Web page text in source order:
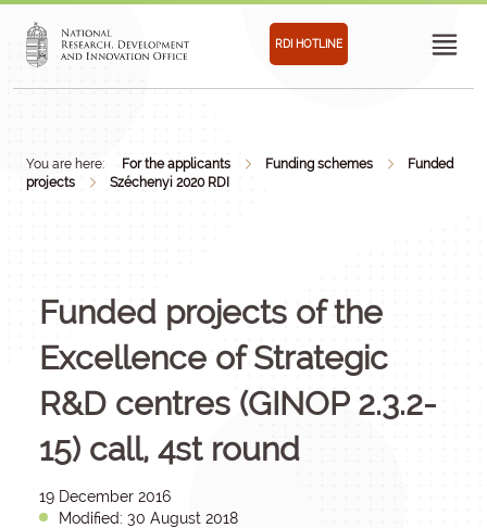
RDI HOTLINE
You are here: For the applicants Funding schemes
Funded
projects
Széchenyi 2020 RDI
Funded projects of the
Excellence of Strategic
R&D centres (GINOP 2.3.2-
15) call, 4st round
19 December 2016
Modified: 30 August 2018